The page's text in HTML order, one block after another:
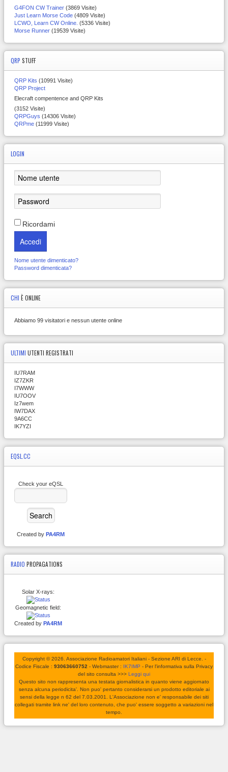
G4FON CW Trainer (3869 Visite)
Just Learn Morse Code (4809 Visite)
LCWO, Learn CW Online. (5336 Visite)
Morse Runner (19539 Visite)
QRP STUFF
QRP Kits (10991 Visite)
QRP Project
Elecraft compentence and QRP Kits
(3152 Visite)
QRPGuys (14306 Visite)
QRPme (11999 Visite)
LOGIN
Ricordami
Accedi
Nome utente dimenticato?
Password dimenticata?
CHI È ONLINE
Abbiamo 99 visitatori e nessun utente online
ULTIMI UTENTI REGISTRATI
IU7RAM
IZ7ZKR
I7WWW
IU7OOV
Iz7wem
IW7DAX
9A6CC
IK7YZI
EQSL.CC
Check your eQSL
Created by PA4RM
RADIO PROPAGATIONS
Solar X-rays:
Geomagnetic field:
Created by PA4RM
Copyright © 2026. Associazione Radioamatori Italiani - Sezione ARI di Lecce. -
Codice Fiscale : 93063660752 - Webmaster : IK7IMP - Per l'informativa sulla Privacy
del sito consulta >>> Leggi qui
Questo sito non rappresenta una testata giornalistica in quanto viene aggiornato
senza alcuna periodicita'. Non puo' pertanto considerarsi un prodotto editoriale ai
sensi della legge n 62 del 7.03.2001. L'Associazione non e' responsabile dei siti
collegati tramite link ne' del loro contenuto, che puo' essere soggetto a variazioni nel
tempo.